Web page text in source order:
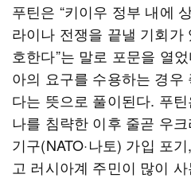
푸틴은 “키이우 정부 내에
라이나 전쟁을 끝낼 기회가
호한다”는 말로 포문을 열
아의 요구를 수용하는 경
다는 뜻으로 풀이된다. 푸
나를 침략한 이후 줄곧 우
기구(NATO·나토) 가입 포
고 러시아계 주민이 많이